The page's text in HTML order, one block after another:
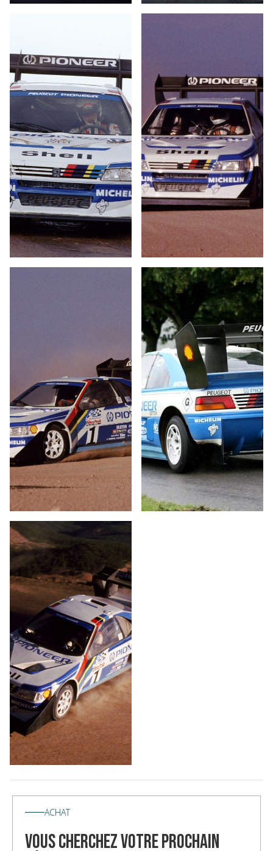
ACHAT
vous cherchez votre prochain